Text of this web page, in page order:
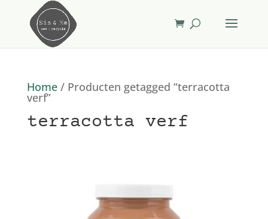
Home/ Producten getagged “terracotta
verf”
terracotta verf